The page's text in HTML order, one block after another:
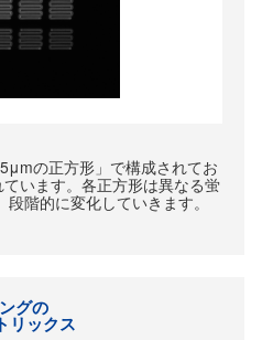
の正方形」で構成されてお
います。各正方形は異なる蛍
階的に変化していきます。
グの
リックス